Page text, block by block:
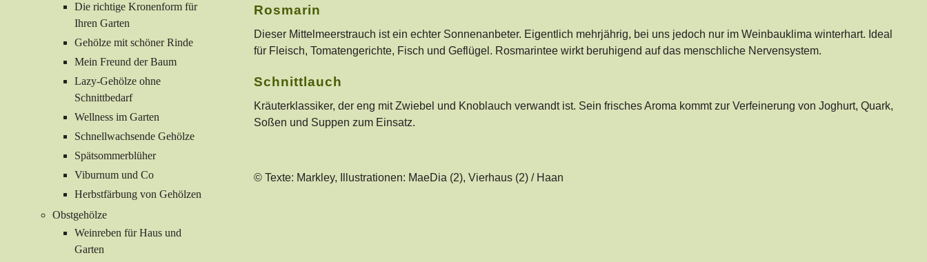
Die richtige Kronenform für
Ihren Garten
Gehölze mit schöner Rinde
Mein Freund der Baum
Lazy-Gehölze ohne
Schnittbedarf
Wellness im Garten
Schnellwachsende Gehölze
Spätsommerblüher
Viburnum und Co
Herbstfärbung von Gehölzen
Obstgehölze
Weinreben für Haus und
Garten
Rosmarin
Dieser Mittelmeerstrauch ist ein echter Sonnenanbeter. Eigentlich mehrjährig, bei uns jedoch nur im Weinbauklima winterhart. Ideal
für Fleisch, Tomatengerichte, Fisch und Geflügel. Rosmarintee wirkt beruhigend auf das menschliche Nervensystem.
Schnittlauch
Kräuterklassiker, der eng mit Zwiebel und Knoblauch verwandt ist. Sein frisches Aroma kommt zur Verfeinerung von Joghurt, Quark,
Soßen und Suppen zum Einsatz.
© Texte: Markley, Illustrationen: MaeDia (2), Vierhaus (2) / Haan